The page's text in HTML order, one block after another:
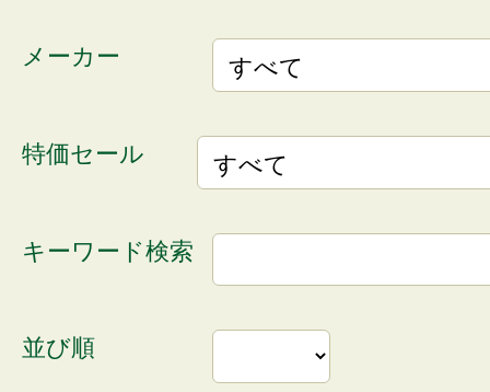
メーカー
特価セール
キーワード検索
並び順